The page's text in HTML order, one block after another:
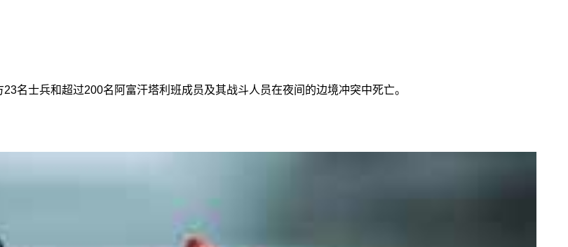
名士兵和超过200名阿富汗塔利班成员及其战斗人员在夜间的边境冲突中死亡。